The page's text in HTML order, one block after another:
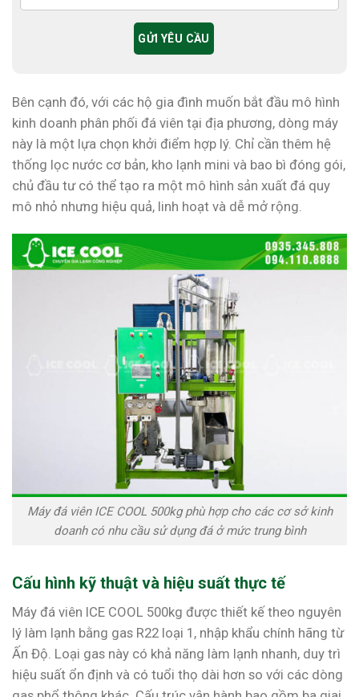
Bên cạnh đó, với các hộ gia đình muốn bắt đầu mô hình
kinh doanh phân phối đá viên tại địa phương, dòng máy
này là một lựa chọn khởi điểm hợp lý. Chỉ cần thêm hệ
thống lọc nước cơ bản, kho lạnh mini và bao bì đóng gói,
chủ đầu tư có thể tạo ra một mô hình sản xuất đá quy
mô nhỏ nhưng hiệu quả, linh hoạt và dễ mở rộng.
Máy đá viên ICE COOL 500kg phù hợp cho các cơ sở kinh
doanh có nhu cầu sử dụng đá ở mức trung bình
Cấu hình kỹ thuật và hiệu suất thực tế
Máy đá viên ICE COOL 500kg được thiết kế theo nguyên
lý làm lạnh bằng gas R22 loại 1, nhập khẩu chính hãng từ
Ấn Độ. Loại gas này có khả năng làm lạnh nhanh, duy trì
hiệu suất ổn định và có tuổi thọ dài hơn so với các dòng